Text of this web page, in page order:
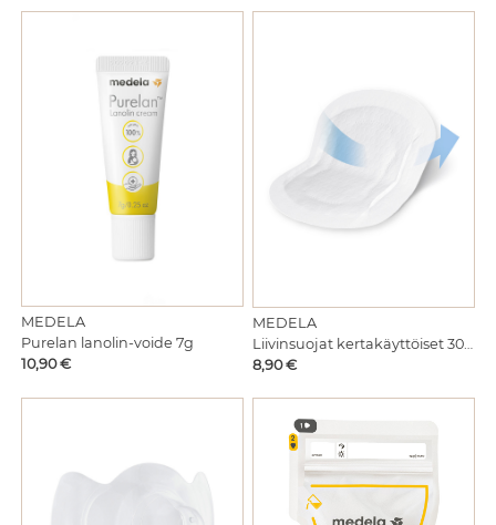
MEDELA
Purelan lanolin-voide 7g
Hinta
10,90 €
MEDELA
Hinta
8,90 €